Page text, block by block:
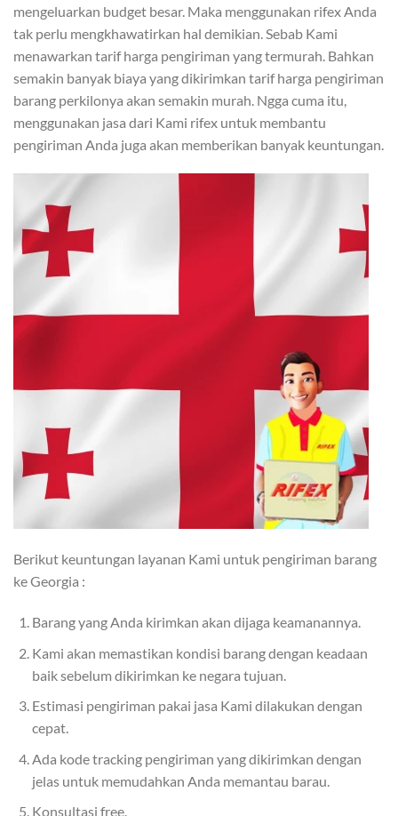
mengeluarkan budget besar. Maka menggunakan rifex Anda
tak perlu mengkhawatirkan hal demikian. Sebab Kami
menawarkan tarif harga pengiriman yang termurah. Bahkan
semakin banyak biaya yang dikirimkan tarif harga pengiriman
barang perkilonya akan semakin murah. Ngga cuma itu,
menggunakan jasa dari Kami rifex untuk membantu
pengiriman Anda juga akan memberikan banyak keuntungan.
Berikut keuntungan layanan Kami untuk pengiriman barang
ke Georgia :
Barang yang Anda kirimkan akan dijaga keamanannya.
Kami akan memastikan kondisi barang dengan keadaan
baik sebelum dikirimkan ke negara tujuan.
Estimasi pengiriman pakai jasa Kami dilakukan dengan
cepat.
Ada kode tracking pengiriman yang dikirimkan dengan
jelas untuk memudahkan Anda memantau barau.
Konsultasi free.